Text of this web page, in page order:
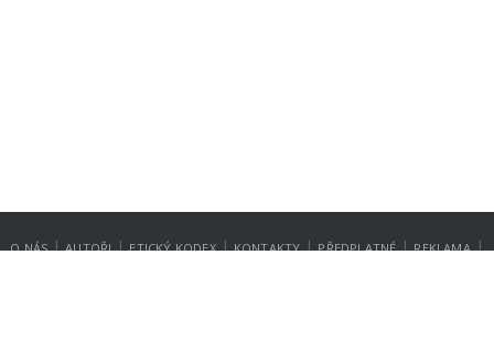
O NÁS | AUTOŘI | ETICKÝ KODEX | KONTAKTY | PŘEDPLATNÉ | REKLAMA |